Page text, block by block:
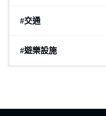
#交通
#遊樂設施